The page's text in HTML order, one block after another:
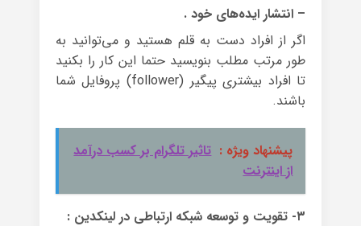
– انتشار ایده‌های خود .
اگر از افراد دست به قلم هستید و می‌توانید به
طور مرتب مطلب بنویسید حتما این کار را بکنید
تا افراد بیشتری پیگیر (follower) پروفایل شما
باشند.
پیشنهاد ویژه : تاثیر تلگرام بر کسب درآمد
از اینترنت
۳- تقویت و توسعه شبکه ارتباطی در لینکدین :